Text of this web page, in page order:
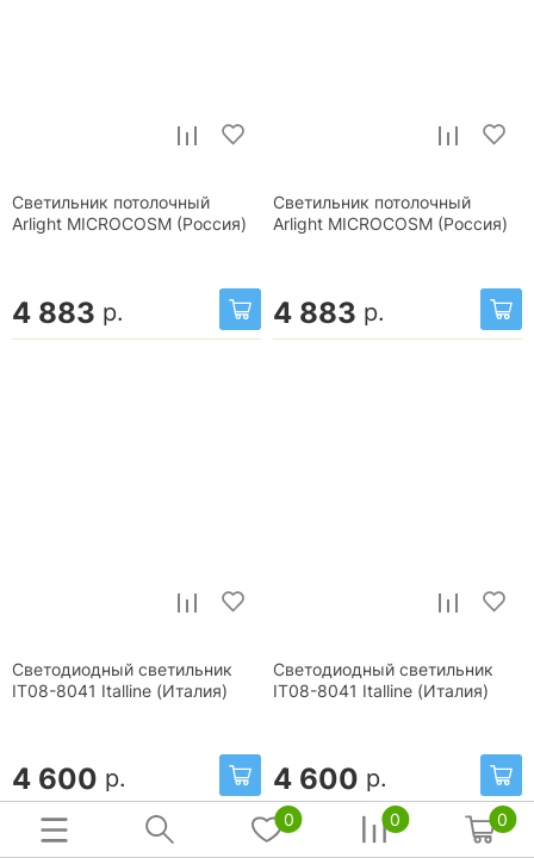
Светильник потолочный
Arlight MICROCOSM (Россия)
4 883 р.
Светильник потолочный
Arlight MICROCOSM (Россия)
4 883 р.
Светодиодный светильник
IT08-8041 Italline (Италия)
4 600 р.
Светодиодный светильник
IT08-8041 Italline (Италия)
4 600 р.
0 0 0